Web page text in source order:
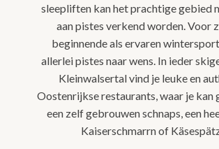
sleepliften kan het prachtige gebied
aan pistes verkend worden. Voor
beginnende als ervaren
allerlei pistes naar wens. In ieder
Kleinwalsertal vind je leuke en
Oostenrijkse restaurants, waar je kan
een zelf gebrouwen schnaps, een
Kaiserschmarrn of